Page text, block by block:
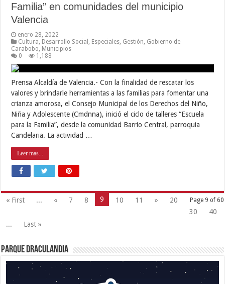
Familia” en comunidades del municipio
Valencia
enero 28, 2022
Cultura Desarrollo Social Especiales Gestión Gobierno de
Carabobo Municipios
0
1,188
Prensa Alcaldía de Valencia.- Con la finalidad de rescatar los
valores y brindarle herramientas a las familias para fomentar una
crianza amorosa, el Consejo Municipal de los Derechos del Niño,
Niña y Adolescente (Cmdnna), inició el ciclo de talleres “Escuela
para la Familia”, desde la comunidad Barrio Central, parroquia
Candelaria. La actividad …
Leer mas...
Page 9 of 60
« First ... « 7 8 9 10 11 »
20
30
40
...
Last »
Parque Draculandia